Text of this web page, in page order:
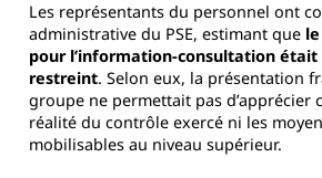
Les représentants du personnel ont
administrative du PSE, estimant que
pour l’information-consultation
restreint. Selon eux, la présentation
groupe ne permettait pas d’apprécier
réalité du contrôle exercé ni les
mobilisables au niveau supérieur.